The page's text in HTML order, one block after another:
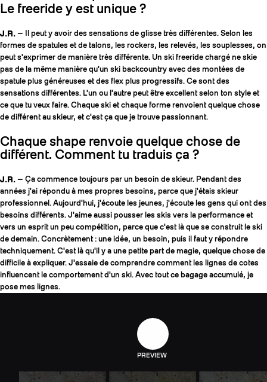
Le freeride y est unique ?
J.R. — Il peut y avoir des sensations de glisse très différentes. Selon les
formes de spatules et de talons, les rockers, les relevés, les souplesses, on
peut s'exprimer de manière très différente. Un ski freeride chargé ne skie
pas de la même manière qu'un ski backcountry avec des montées de
spatule plus généreuses et des flex plus progressifs. Ce sont des
sensations différentes. L'un ou l'autre peut être excellent selon ton style et
ce que tu veux faire. Chaque ski et chaque forme renvoient quelque chose
de différent au skieur, et c'est ça que je trouve passionnant.
Chaque shape renvoie quelque chose de
différent. Comment tu traduis ça ?
J.R. — Ça commence toujours par un besoin de skieur. Pendant des
années j'ai répondu à mes propres besoins, parce que j'étais skieur
professionnel. Aujourd'hui, j'écoute les jeunes, j'écoute les gens qui ont des
besoins différents. J'aime aussi pousser les skis vers la performance et
vers un esprit un peu compétition, parce que c'est là que se construit le ski
de demain. Concrètement : une idée, un besoin, puis il faut y répondre
techniquement. C'est là qu'il y a une petite part de magie, quelque chose de
difficile à expliquer. J'essaie de comprendre comment les lignes de cotes
influencent le comportement d'un ski. Avec tout ce bagage accumulé, je
pose mes lignes.
PREVIEW